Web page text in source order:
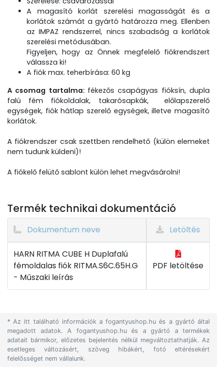
A magasító korlát szerelési magasságát és a
korlátok számát a gyártó határozza meg. Ellenben
az IMPAZ rendszerrel, nincs szabadság a korlátok
szerelési metódusában.
Figyeljen, hogy az Önnek megfelelő fiókrendszert
válassza ki!
A fiók max. teherbírása: 60 kg
A csomag tartalma: fékezős csapágyas fióksín, dupla
falú fém fiókoldalak, takarósapkák, előlapszerelő
egységek, fiók hátlap szerelő egységek, illetve magasító
korlátok.
A fiókrendszer csak szettben rendelhető (külön elemeket
nem tudunk küldeni)!
A fiókelő felütő sablont külön lehet megvásárolni!
Termék technikai dokumentáció
Dokumentum neve Letöltés
HARN RITMA CUBE H Duplafalú
fémoldalas fiók RITMA.S6C.65H.G
- Műszaki leírás
PDF letöltése
* Az itt található információk a fogantyushop.hu és a gyártó által
megadott adatok. A fogantyushop.hu és a gyártó a termékek
adatait bármikor, előzetes bejelentés nélkül megváltoztathatják. Az
esetleges változásért, szöveg hibákért, fotó eltérésekért
felelősséget nem vállalunk.